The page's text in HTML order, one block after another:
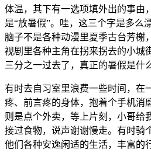
体温，其下有一选项填外出的事由
是“放暑假”。哇，这三个字是多么
脑子不是各种动漫里夏季古台芳榭
视剧里各种主角在拐来拐去的小城
三分之一过去了，真正的暑假是什
有时去自习室里浪费一些时间，在
疼、前言疼的身体，抱着个手机消
则是点个外卖，等上片刻，小哥给
接过食物，说声谢谢慢走。有时骑
他们各种安逸闲适的生活，丰富的